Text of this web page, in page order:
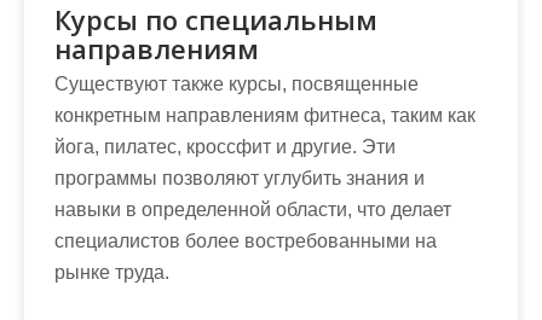
Курсы по специальным
направлениям
Существуют также курсы, посвященные
конкретным направлениям фитнеса, таким как
йога, пилатес, кроссфит и другие. Эти
программы позволяют углубить знания и
навыки в определенной области, что делает
специалистов более востребованными на
рынке труда.